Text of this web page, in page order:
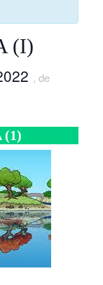
(I)
, de
(1)